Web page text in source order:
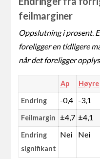
feilmarginer
Oppslutning i prosent.
foreligger en tidligere
når det foreligger
Ap Høyre
Endring -0,4 -3,1
Feilmargin ±4,7 ±4,1
Endring
signifikant
Nei Nei